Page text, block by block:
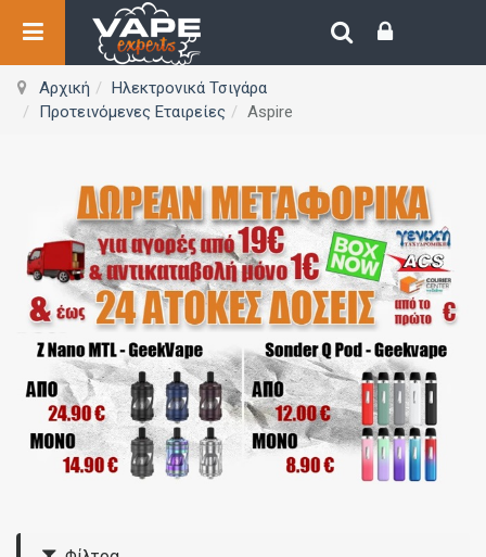
Αρχική
Ηλεκτρονικά Τσιγάρα
Προτεινόμενες Εταιρείες
Aspire